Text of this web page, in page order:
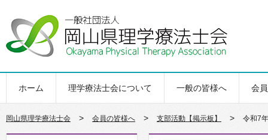
ホーム 理学療法士会について 一般の皆様へ 会
岡山県理学療法士会 > 会員の皆様へ > 支部活動【掲示板】 > 令和7